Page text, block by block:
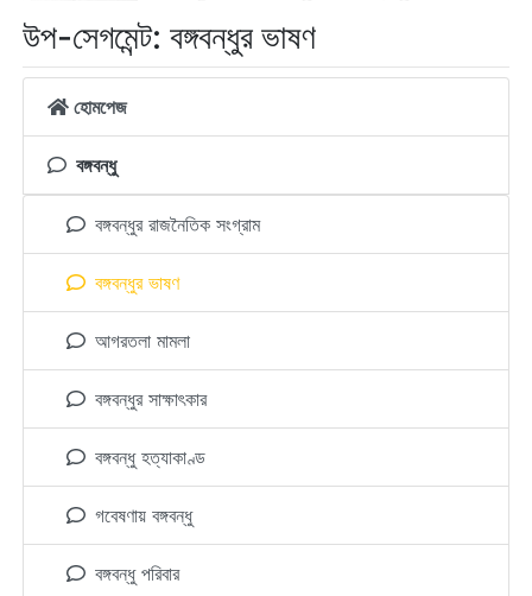
হোমপেজ
বঙ্গবন্ধু
বঙ্গবন্ধুর রাজনৈতিক সংগ্রাম
বঙ্গবন্ধুর ভাষণ
আগরতলা মামলা
বঙ্গবন্ধুর সাক্ষাৎকার
বঙ্গবন্ধু হত্যাকাণ্ড
গবেষণায় বঙ্গবন্ধু
বঙ্গবন্ধু পরিবার
২৫ সেপ্টেম্বর ১৯৭৪ : জাতিসংঘ সাধারণ পরিষদে বঙ্গবন্ধুর
ভাষণ
2020-09-25
২৬ জুন ১৯৭২ : নোয়াখালীর মাইজদি জনসভায় বঙ্গবন্ধুর
৭ জুন ১৯৭২ : ছয় দফা দিবসে সোহরাওয়ার্দী উদ্যানে
বঙ্গবন্ধুর ভাষণ
বঙ্গবন্ধু শেখ মুজিবুর রহমান
2020-06-07
বঙ্গবন্ধু শেখ মুজিবুর রহমান
2020-05-09
১ মে ১৯৭২ : মে দিবসে শ্রমিকদের উদ্দেশ্যে বঙ্গবন্ধুর
ভাষণ
বঙ্গবন্ধু শেখ মুজিবুর রহমান
2020-05-01
উপ-সেগমেন্ট: বঙ্গবন্ধুর ভাষণ